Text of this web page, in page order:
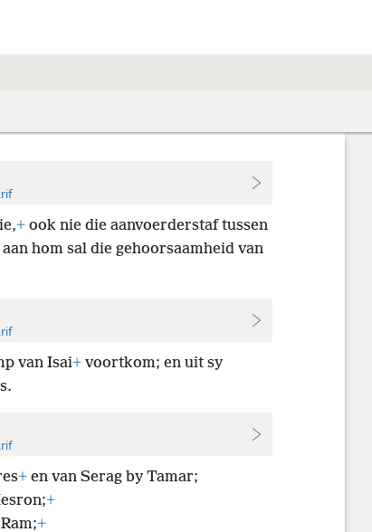
+ook nie die aanvoerderstaf tussen
hom sal die gehoorsaamheid van
van Isai+voortkom; en uit sy
+en van Serag by Tamar;
+
+